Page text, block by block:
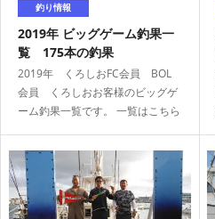
新艇・展示艇情報
求人情報
釣り情報
2019年 ビッグゲーム釣果一
覧 175本の釣果
2019年 くろしおFC会員 BOL
会員 くろしおお客様のビッグゲ
ーム釣果一覧です。 一覧はこちら